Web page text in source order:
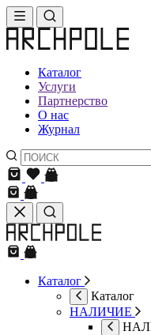
Каталог
Услуги
Партнерство
О нас
Журнал
Каталог
Каталог
НАЛИЧИЕ